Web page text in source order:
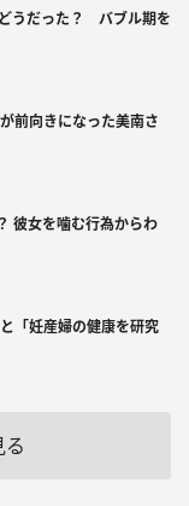
どうだった？ バブル期を
前向きになった美南さ
彼女を噛む行為からわ
「妊産婦の健康を研究